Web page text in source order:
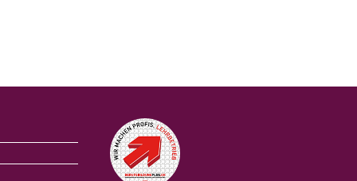
Auszeichnungen